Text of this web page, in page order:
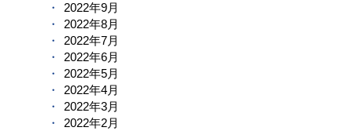
2022年9月
2022年8月
2022年7月
2022年6月
2022年5月
2022年4月
2022年3月
2022年2月